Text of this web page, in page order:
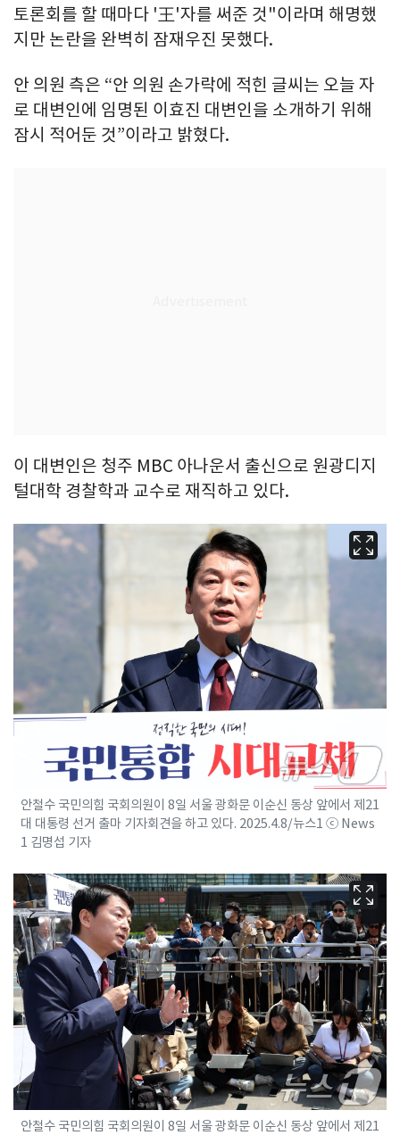
토론회를 할 때마다 '王'자를 써준 것"이라며 해명했
지만 논란을 완벽히 잠재우진 못했다.
안 의원 측은 “안 의원 손가락에 적힌 글씨는 오늘 자
로 대변인에 임명된 이효진 대변인을 소개하기 위해
잠시 적어둔 것”이라고 밝혔다.
이 대변인은 청주 MBC 아나운서 출신으로 원광디지
털대학 경찰학과 교수로 재직하고 있다.
안철수 국민의힘 국회의원이 8일 서울 광화문 이순신 동상 앞에서 제21
대 대통령 선거 출마 기자회견을 하고 있다. 2025.4.8/뉴스1 ⓒ News
1 김명섭 기자
안철수 국민의힘 국회의원이 8일 서울 광화문 이순신 동상 앞에서 제21